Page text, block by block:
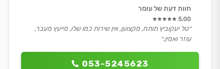
053-5245623
חוות דעת של עומר
5.00
״טל יעקוביץ תותח, מקצוען, אין שירות כמו שלו, מייעץ מעבר,
עוזר ואמין.״